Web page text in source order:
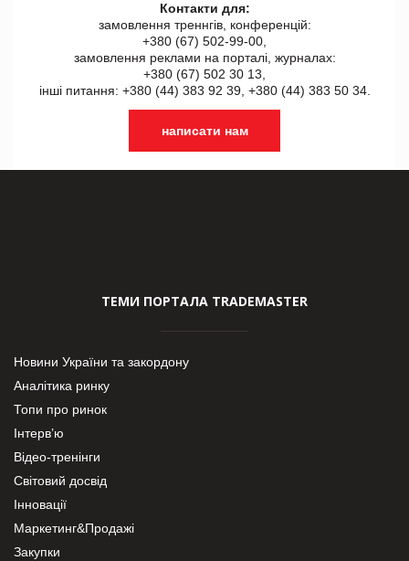
Контакти для:
замовлення треннгів, конференцій:
+380 (67) 502-99-00,
замовлення реклами на порталі, журналах:
+380 (67) 502 30 13,
інші питання: +380 (44) 383 92 39, +380 (44) 383 50 34.
написати нам
ТЕМИ ПОРТАЛА TRADEMASTER
Новини України та закордону
Аналітика ринку
Топи про ринок
Інтерв’ю
Відео-тренінги
Світовий досвід
Інновації
Маркетинг&Продажі
Закупки